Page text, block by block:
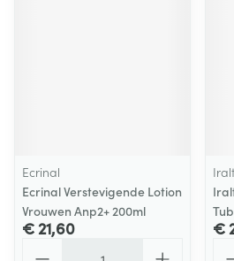
Ecrinal
Ecrinal Verstevigende Lotion
Vrouwen Anp2+ 200ml
€ 21,60 €